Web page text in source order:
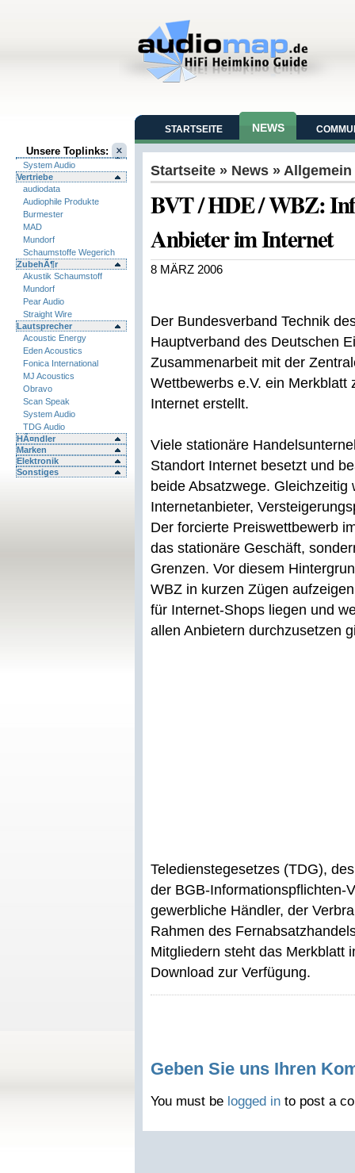
Unsere Toplinks:
System Audio
Vertriebe
audiodata
Audiophile Produkte
Burmester
MAD
Mundorf
Schaumstoffe Wegerich
ZubehÃ¶r
Akustik Schaumstoff
Mundorf
Pear Audio
Straight Wire
Lautsprecher
Acoustic Energy
Eden Acoustics
Fonica International
MJ Acoustics
Obravo
Scan Speak
System Audio
TDG Audio
HÃ¤ndler
Marken
Elektronik
Sonstiges
STARTSEITE NEWS
Startseite » News » Allgemein
BVT / HDE / WBZ:
Anbieter im Internet
8 MÄRZ 2006
Der Bundesverband Technik
Hauptverband des Deutschen
Zusammenarbeit mit der
Wettbewerbs e.V. ein Merkblatt
Internet erstellt.
Viele stationäre
Standort Internet besetzt und
beide Absatzwege.
Internetanbieter,
Der forcierte Preiswettbewerb
das stationäre Geschäft,
Grenzen. Vor diesem
WBZ in kurzen Zügen
für Internet-Shops liegen und
allen Anbietern durchzusetzen
Teledienstegesetzes (TDG),
der BGB-Informationspflichten-
gewerbliche Händler, der
Rahmen des
Mitgliedern steht das Merkblatt
Download zur Verfügung.
Geben Sie uns Ihren
You must be logged in to post a